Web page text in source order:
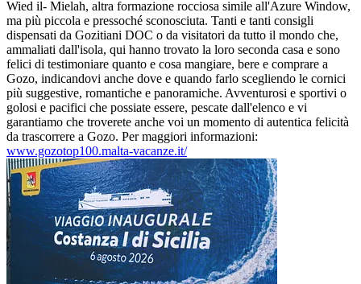
Wied il- Mielah, altra formazione rocciosa simile all'Azure Window,
ma più piccola e pressoché sconosciuta. Tanti e tanti consigli
dispensati da Gozitiani DOC o da visitatori da tutto il mondo che,
ammaliati dall'isola, qui hanno trovato la loro seconda casa e sono
felici di testimoniare quanto e cosa mangiare, bere e comprare a
Gozo, indicandovi anche dove e quando farlo scegliendo le cornici
più suggestive, romantiche e panoramiche. Avventurosi e sportivi o
golosi e pacifici che possiate essere, pescate dall'elenco e vi
garantiamo che troverete anche voi un momento di autentica felicità
da trascorrere a Gozo. Per maggiori informazioni:
www.gozotop100.malta-vacanze.it/